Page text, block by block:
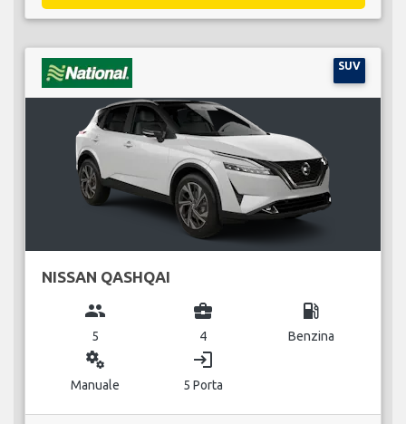
SUV
NISSAN QASHQAI
group
5
business_center
4
local_gas_station
Benzina
miscellaneous_services
Manuale
login
5 Porta